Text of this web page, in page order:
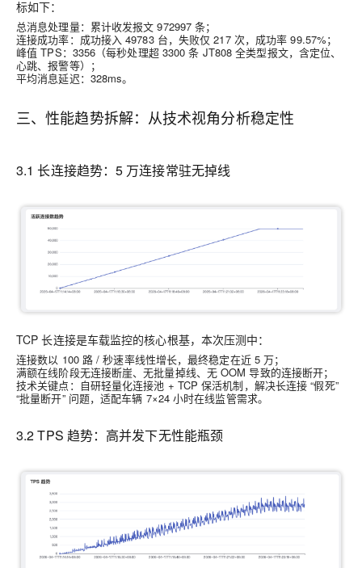
标如下：
总消息处理量：累计收发报文 972997 条；
连接成功率：成功接入 49783 台，失败仅 217 次，成功率 99.57%；
峰值 TPS：3356（每秒处理超 3300 条 JT808 全类型报文，含定位、
心跳、报警等）；
平均消息延迟：328ms。
三、性能趋势拆解：从技术视角分析稳定性
3.1 长连接趋势：5 万连接常驻无掉线
TCP 长连接是车载监控的核心根基，本次压测中：
连接数以 100 路 / 秒速率线性增长，最终稳定在近 5 万；
满额在线阶段无连接断崖、无批量掉线、无 OOM 导致的连接断开；
技术关键点：自研轻量化连接池 + TCP 保活机制，解决长连接 “假死”
“批量断开” 问题，适配车辆 7×24 小时在线监管需求。
3.2 TPS 趋势：高并发下无性能瓶颈